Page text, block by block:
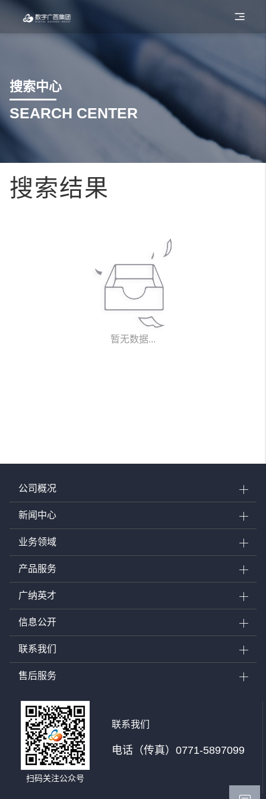
搜索中心
SEARCH CENTER
搜索结果
暂无数据...
公司概况
新闻中心
业务领域
产品服务
广纳英才
信息公开
联系我们
售后服务
联系我们
电话（传真）0771-5897099
扫码关注公众号